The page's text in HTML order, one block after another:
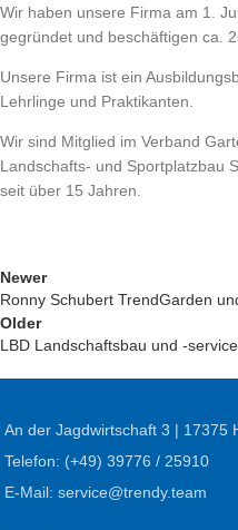
Wir haben unsere Firma am 1.
gegründet und beschäftigen ca.
Unsere Firma ist ein
Lehrlinge und Praktikanten.
Wir sind Mitglied im Verband
Landschafts- und Sportplatzbau
seit über 15 Jahren.
Newer
Ronny Schubert TrendGarden
Older
LBD Landschaftsbau und -
An der Jagdwirtschaft 3 | 17375
Telefon: (+49) 39776 / 25910
E-Mail: service@trendy.team